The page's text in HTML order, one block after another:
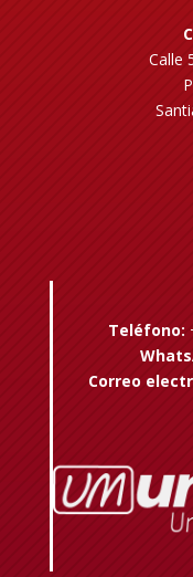
Calle
Teléfono:
Correo